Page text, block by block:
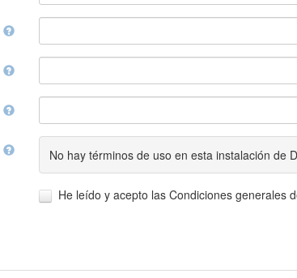
No hay términos de uso en esta instalación de
He leído y acepto las Condiciones generales